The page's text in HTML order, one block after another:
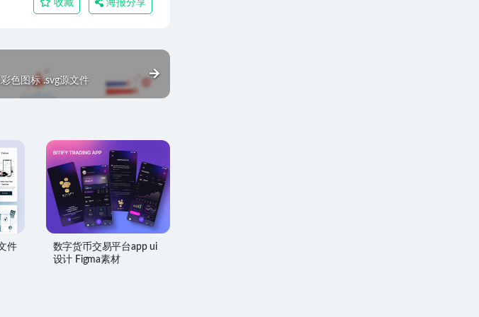
收藏 海报分享
色图标 .svg源文件
件
数字货币交易平台app ui
设计 Figma素材